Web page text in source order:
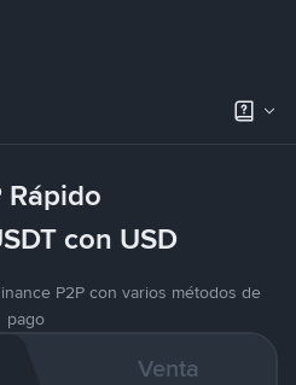
Rápido
con USD
P2P con varios métodos de
pago
Venta